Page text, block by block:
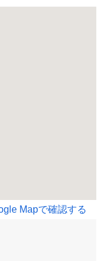
Mapで確認する